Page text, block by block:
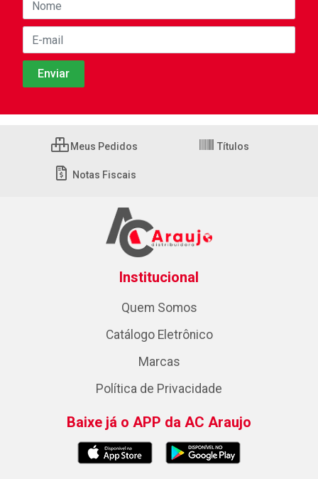
Meus Pedidos Títulos
Notas Fiscais
Institucional
Quem Somos
Catálogo Eletrônico
Marcas
Política de Privacidade
Baixe já o APP da AC Araujo